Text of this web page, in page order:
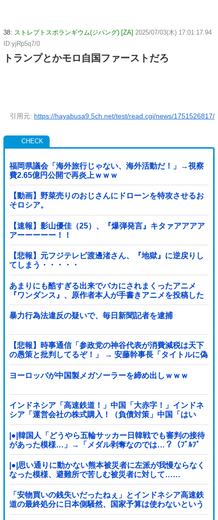
38: ストレプトスポランギウム(ジパング) [ZA] 2025/07/03(木) 17:01:17.94
ID:yjRp5q7/0
トランプとかモロ自国ファーストだろ
引用元: https://hayabusa9.5ch.net/test/read.cgi/news/1751526817/
福岡県議会「海外旅行じゃない、海外活動だ！」→視察
費2.65億円公開で再炎上ｗｗｗ
【動画】野菜売りのおじさんにドローンを特攻させるお
そロシア。
【速報】影山優佳（25）、『爆弾発言』キタァアアアア
アーーーーー！！
【悲報】元フジテレビ渡邊渚さん、『地獄』に逆戻りし
てしまう・・・・・
あまりにも酷すぎる出来でバカにされまくったアニメ
『ワンダンス』、原作者本人が手書きアニメを投稿した
結果・・・ｗｗｗｗｗｗ他
暴力行為法違反の疑いで、毎日新聞記者を逮捕
【悲報】時事通信「参政党の神谷代表が消費減税は天下
の愚策と批判してるぞ！」 → 安藤幹事長「タイトルに偽
りあり！『参政党は消費税廃止派、減税派』」ｗｗｗｗ
ｗｗｗｗ
ヨーロッパが中国製メガソーラーを締め出しｗｗｗ
インドネシア「高速鉄道！」中国「大赤字！」インドネ
シア「運営会社の株式購入！（負債対策」中国「はい
（巨額負債」インドネシア「700km延伸計画！（実質中
止」→
|●|韓国人「どうやら五輪サッカー日韓戦でも審判の接待
があった模様…」→「メダル剥奪なのでは…？（ﾌﾞﾙﾌﾞ
ﾙ」＝韓国の反応
|●|思い通りに動かない熊本被災者に左派が我慢ならなく
なった模様、避難所で苦しむ被災者に対して……
「安物買いの銭失いだったねぇ」とインドネシア高速鉄
道の最終処分に日本側騒然、国家予算は使わないという
と何が財源なんだ？